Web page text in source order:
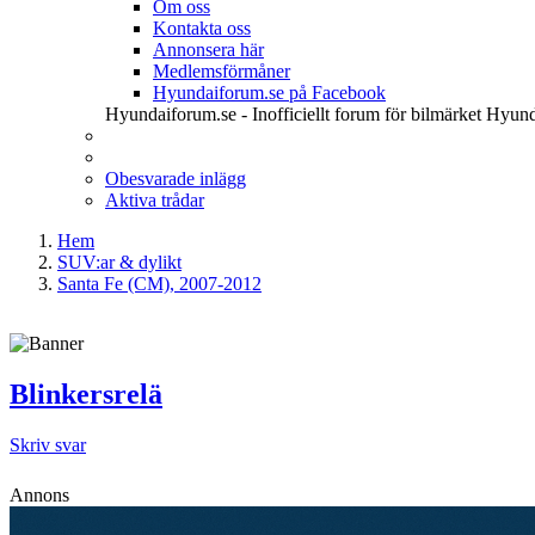
Om oss
Kontakta oss
Annonsera här
Medlemsförmåner
Hyundaiforum.se på Facebook
Hyundaiforum.se - Inofficiellt forum för bilmärket
Obesvarade inlägg
Aktiva trådar
Hem
SUV:ar & dylikt
Santa Fe (CM), 2007-2012
Blinkersrelä
Skriv svar
Annons